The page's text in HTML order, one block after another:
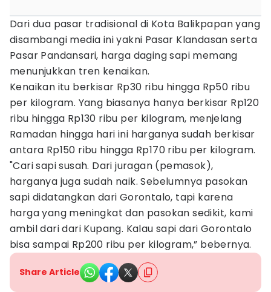
Dari dua pasar tradisional di Kota Balikpapan yang
disambangi media ini yakni Pasar Klandasan serta
Pasar Pandansari, harga daging sapi memang
menunjukkan tren kenaikan.
Kenaikan itu berkisar Rp30 ribu hingga Rp50 ribu
per kilogram. Yang biasanya hanya berkisar Rp120
ribu hingga Rp130 ribu per kilogram, menjelang
Ramadan hingga hari ini harganya sudah berkisar
antara Rp150 ribu hingga Rp170 ribu per kilogram.
"Cari sapi susah. Dari juragan (pemasok),
harganya juga sudah naik. Sebelumnya pasokan
sapi didatangkan dari Gorontalo, tapi karena
harga yang meningkat dan pasokan sedikit, kami
ambil dari dari Kupang. Kalau sapi dari Gorontalo
bisa sampai Rp200 ribu per kilogram,” bebernya.
Share Article